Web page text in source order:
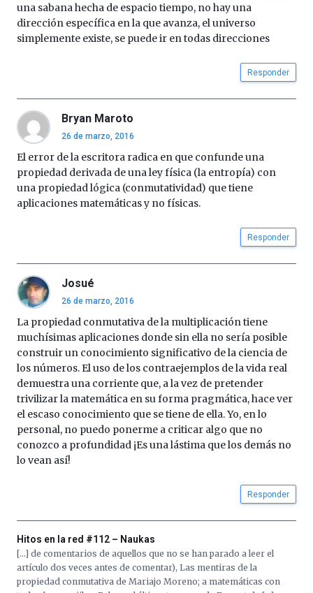
una sabana hecha de espacio tiempo, no hay una
dirección específica en la que avanza, el universo
simplemente existe, se puede ir en todas direcciones
Responder
Bryan Maroto
26 de marzo, 2016
El error de la escritora radica en que confunde una
propiedad derivada de una ley física (la entropía) con
una propiedad lógica (conmutatividad) que tiene
aplicaciones matemáticas y no físicas.
Responder
Josué
26 de marzo, 2016
La propiedad conmutativa de la multiplicación tiene
muchísimas aplicaciones donde sin ella no sería posible
construir un conocimiento significativo de la ciencia de
los números. El uso de los contraejemplos de la vida real
demuestra una corriente que, a la vez de pretender
trivilizar la matemática en su forma pragmática, hace ver
el escaso conocimiento que se tiene de ella. Yo, en lo
personal, no puedo ponerme a criticar algo que no
conozco a profundidad ¡Es una lástima que los demás no
lo vean así!
Responder
Hitos en la red #112 – Naukas
[…] de comentarios de aquellos que no se han parado a leer el
artículo dos veces antes de comentar), Las mentiras de la
propiedad conmutativa de Mariajo Moreno; a matemáticas con